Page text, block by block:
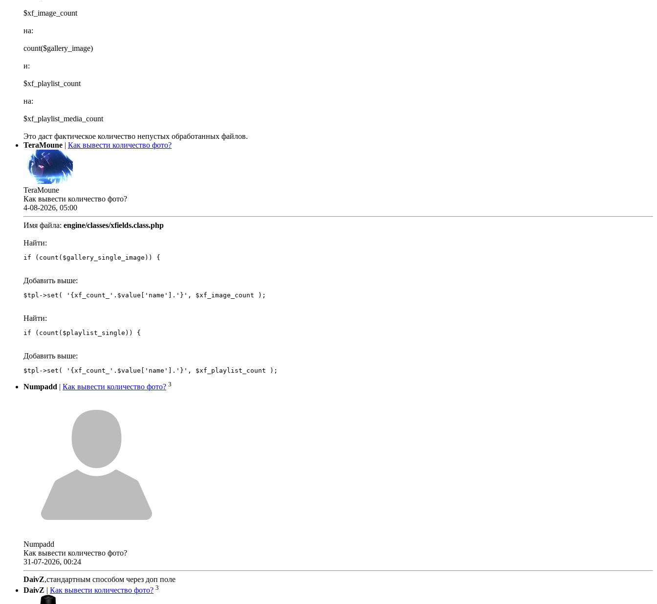
$xf_image_count
на:
count($gallery_image)
и:
$xf_playlist_count
на:
$xf_playlist_media_count
Это даст фактическое количество непустых обработанных файлов.
TeraMoune | Как вывести количество фото?
TeraMoune
Как вывести количество фото?
4-08-2026, 05:00
Имя файла: engine/classes/xfields.class.php
Найти:
if (count($gallery_single_image)) {
Добавить выше:
Найти:
if (count($playlist_single)) {
Добавить выше:
Numpadd | Как вывести количество фото? 3
Numpadd
Как вывести количество фото?
31-07-2026, 00:24
DaivZ,стандартным способом через доп поле
DaivZ | Как вывести количество фото? 3